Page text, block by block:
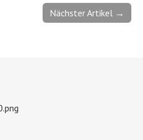
Nächster Artikel →